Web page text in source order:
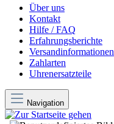
Über uns
Kontakt
Hilfe / FAQ
Erfahrungsberichte
Versandinformationen
Zahlarten
Uhrenersatzteile
Navigation